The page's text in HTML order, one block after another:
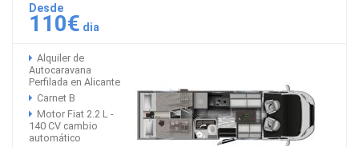
Desde
110€ dia
Alquiler de
Autocaravana
Perfilada en Alicante
Carnet B
Motor Fiat 2.2 L -
140 CV cambio
automático